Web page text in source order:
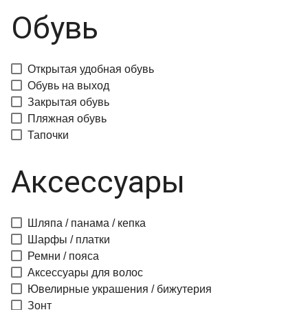
Обувь
Открытая удобная обувь
Обувь на выход
Закрытая обувь
Пляжная обувь
Тапочки
Аксессуары
Шляпа / панама / кепка
Шарфы / платки
Ремни / пояса
Аксессуары для волос
Ювелирные украшения / бижутерия
Зонт